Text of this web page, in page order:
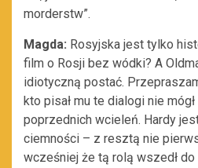
morderstw”.
Magda: Rosyjska jest tylko
film o Rosji bez wódki? A
idiotyczną postać.
kto pisał mu te dialogi nie
poprzednich wcieleń. Hardy
ciemności – z resztą nie
wcześniej że tą rolą wszedł